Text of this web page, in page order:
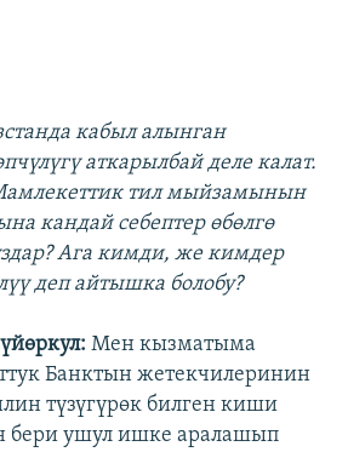
кабыл алынган
аткарылбай деле калат.
тил мыйзамынын
кандай себептер өбөлгө
Ага кимди, же кимдер
деп айтышка болобу?
Мен кызматыма
Банктын жетекчилеринин
түзүгүрөк билген киши
бери ушул ишке аралашып